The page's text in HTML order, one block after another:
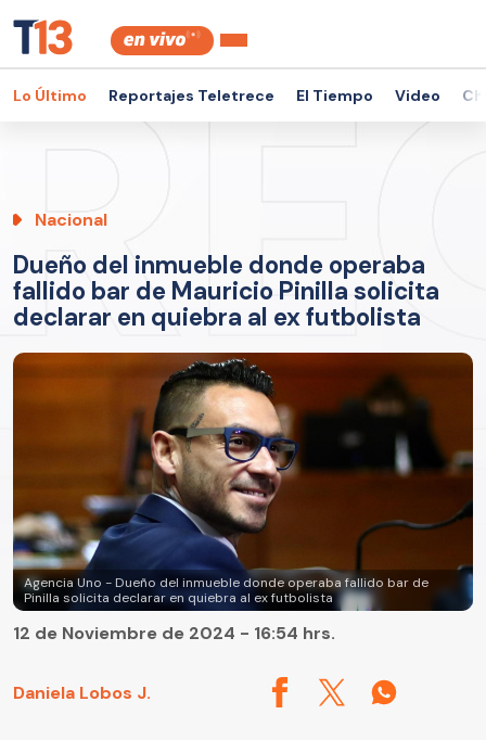
Lo Último Reportajes Teletrece El Tiempo Video
Nacional
Dueño del inmueble donde operaba
fallido bar de Mauricio Pinilla solicita
declarar en quiebra al ex futbolista
Agencia Uno - Dueño del inmueble donde operaba fallido bar de
Pinilla solicita declarar en quiebra al ex futbolista
Daniela Lobos J.
12 de Noviembre de 2024 - 16:54 hrs.